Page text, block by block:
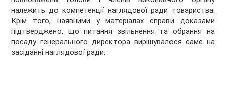
належить до компетенції наглядової ради товариства.
Крім того, наявними у матеріалах справи доказами
підтверджено, що питання звільнення та обрання на
посаду генерального директора вирішувалося саме на
засіданні наглядової ради.